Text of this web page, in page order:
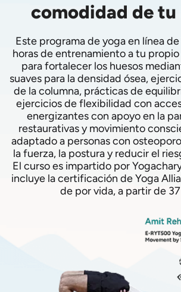
comodidad de tu
Este programa de yoga en línea
horas de entrenamiento a tu
para fortalecer los huesos
suaves para la densidad ósea,
de la columna, prácticas de
ejercicios de flexibilidad con
energizantes con apoyo en la
restaurativas y movimiento
adaptado a personas con
la fuerza, la postura y reducir el
El curso es impartido por
incluye la certificación de Yoga
de por vida, a partir de